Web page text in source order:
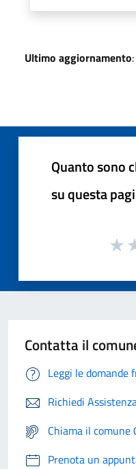
Ultimo aggiornamento
Quanto sono
su questa
Contatta il
Leggi le domande
Richiedi
Chiama il
Prenota un